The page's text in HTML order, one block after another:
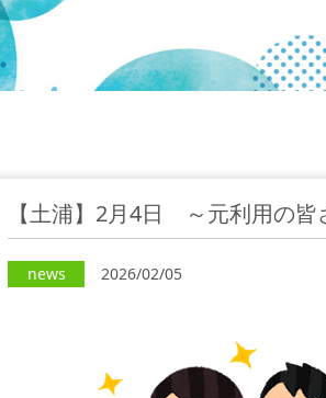
【土浦】2月4日 ～元利用の
news 2026/02/05